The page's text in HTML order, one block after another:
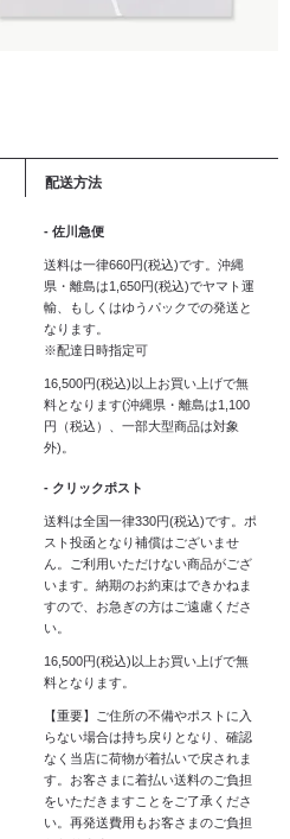
配送方法
- 佐川急便
送料は一律660円(税込)です。沖縄
県・離島は1,650円(税込)でヤマト運
輸、もしくはゆうパックでの発送と
なります。
※配達日時指定可
16,500円(税込)以上お買い上げで無
料となります(沖縄県・離島は1,100
円（税込）、一部大型商品は対象
外)。
- クリックポスト
送料は全国一律330円(税込)です。ポ
スト投函となり補償はございませ
ん。ご利用いただけない商品がござ
います。納期のお約束はできかねま
すので、お急ぎの方はご遠慮くださ
い。
16,500円(税込)以上お買い上げで無
料となります。
【重要】ご住所の不備やポストに入
らない場合は持ち戻りとなり、確認
なく当店に荷物が着払いで戻されま
す。お客さまに着払い送料のご負担
をいただきますことをご了承くださ
い。再発送費用もお客さまのご負担